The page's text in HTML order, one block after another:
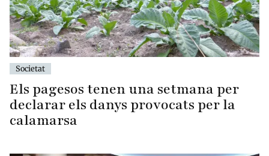
Societat
Els pagesos tenen una setmana per
declarar els danys provocats per la
calamarsa